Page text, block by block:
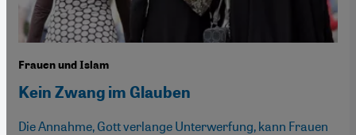
Frauen und Islam
Kein Zwang im Glauben
Die Annahme, Gott verlange Unterwerfung, kann Frauen